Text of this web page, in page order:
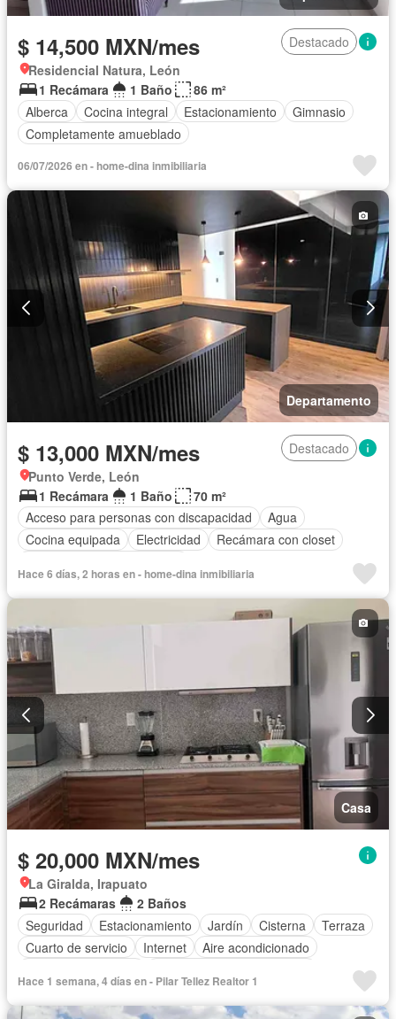
$ 14,500 MXN/mes
Destacado
Residencial Natura, León
1 Recámara
1 Baño
86 m²
Alberca
Cocina integral Estacionamiento
Gimnasio
Completamente amueblado
06/07/2026 en - home-dina inmibiliaria
Departamento
$ 13,000 MXN/mes
Destacado
Punto Verde, León
1 Recámara
1 Baño
70 m²
Acceso para personas con discapacidad
Agua
Cocina equipada
Electricidad
Recámara con closet
Hace 6 días, 2 horas en - home-dina inmibiliaria
Casa
$ 20,000 MXN/mes
La Giralda, Irapuato
2 Recámaras
2 Baños
Seguridad
Estacionamiento Jardín Cisterna
Terraza
Cuarto de servicio
Internet
Aire acondicionado
Hace 1 semana, 4 días en - Pilar Tellez Realtor 1